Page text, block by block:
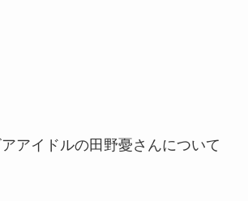
アイドルの田野憂さんについて